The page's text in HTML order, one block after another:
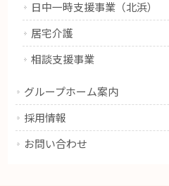
日中一時支援事業（北浜）
居宅介護
相談支援事業
グループホーム案内
採用情報
お問い合わせ